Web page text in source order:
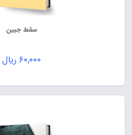
سقط جبین
۶۰,۰۰۰ ریال